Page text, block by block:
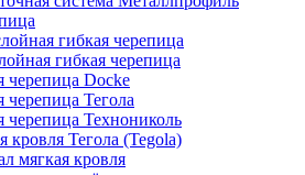
гибкая черепица
гибкая черепица
черепица Docke
черепица Тегола
черепица Технониколь
кровля Тегола (Tegola)
мягкая кровля